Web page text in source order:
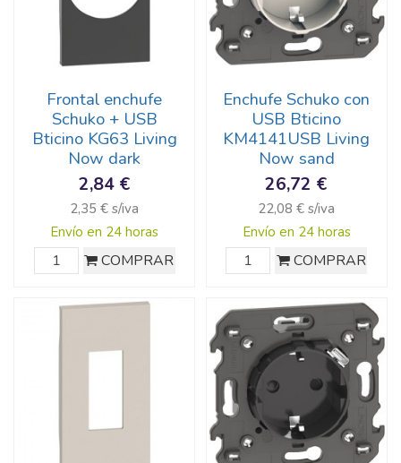
Frontal enchufe
Schuko + USB
Bticino KG63 Living
Now dark
2,84 €
2,35 € s/iva
Envío en 24 horas
COMPRAR
Enchufe Schuko con
USB Bticino
KM4141USB Living
Now sand
26,72 €
22,08 € s/iva
Envío en 24 horas
COMPRAR